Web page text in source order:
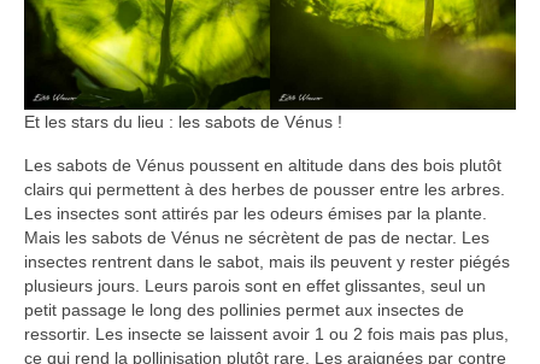
Et les stars du lieu : les sabots de Vénus !
Les sabots de Vénus poussent en altitude dans des bois plutôt
clairs qui permettent à des herbes de pousser entre les arbres.
Les insectes sont attirés par les odeurs émises par la plante.
Mais les sabots de Vénus ne sécrètent de pas de nectar. Les
insectes rentrent dans le sabot, mais ils peuvent y rester piégés
plusieurs jours. Leurs parois sont en effet glissantes, seul un
petit passage le long des pollinies permet aux insectes de
ressortir. Les insecte se laissent avoir 1 ou 2 fois mais pas plus,
ce qui rend la pollinisation plutôt rare. Les araignées par contre